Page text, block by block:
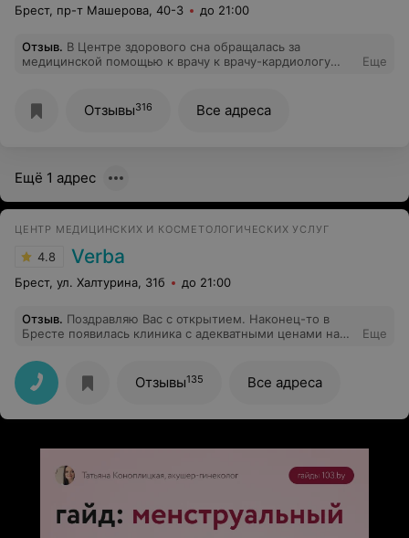
Брест, пр-т Машерова, 40-3 до 21:00
Отзыв. В Центре здорового сна обращалась за
медицинской помощью к врачу к врачу-кардиологу
сердцем, рекомендую этого врача. Всем здоровья.
Еще
Отзывы316 Все адреса
Ещё 1 адрес
ЦЕНТР МЕДИЦИНСКИХ И КОСМЕТОЛОГИЧЕСКИХ УСЛУГ
4.8 Verba
Брест, ул. Халтурина, 31б до 21:00
Отзыв. Поздравляю Вас с открытием. Наконец-то в
Бресте появилась клиника с адекватными ценами на
раньше приходилось ездить в Минск, чтобы сделать
процедуру на этом лазере.
Еще
Отзывы135 Все адреса